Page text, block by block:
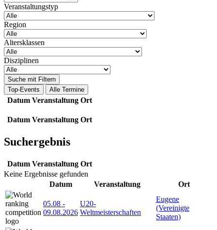
Veranstaltungstyp
Region
Altersklassen
Disziplinen
Suche mit Filtern
Top-Events
Alle Termine
Datum Veranstaltung Ort
Datum Veranstaltung Ort
Suchergebnis
Datum Veranstaltung Ort
Keine Ergebnisse gefunden
Datum
Veranstaltung Ort
05.08 -
09.08.2026
U20-
Weltmeisterschaften
Eugene
(Vereinigte
Staaten)